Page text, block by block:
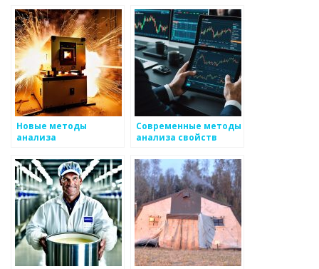
Новые методы
анализа
процессов
Современные методы
анализа свойств